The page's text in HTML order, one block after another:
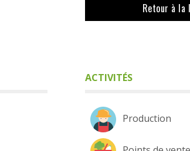
Retour à la
ACTIVITÉS
Production